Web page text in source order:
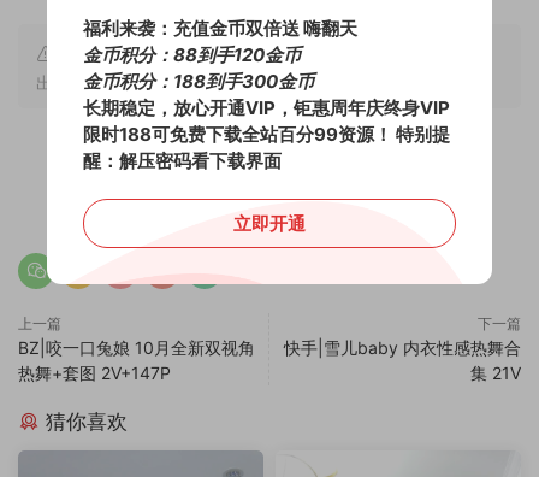
本文链接：https://chu520.com/7980.html
出处。
2 0
上一篇
BZ|咬一口兔娘 10月全新双视角
热舞+套图 2V+147P
下一篇
快手|雪儿baby 内衣性感热舞合
集 21V
猜你喜欢
福利来袭：充值金币双倍送 嗨翻天
金币积分：88到手120金币
金币积分：188到手300金币
长期稳定，放心开通VIP，钜惠周年庆终身VIP
限时188可免费下载全站百分99资源！ 特别提
醒：解压密码看下载界面
立即开通